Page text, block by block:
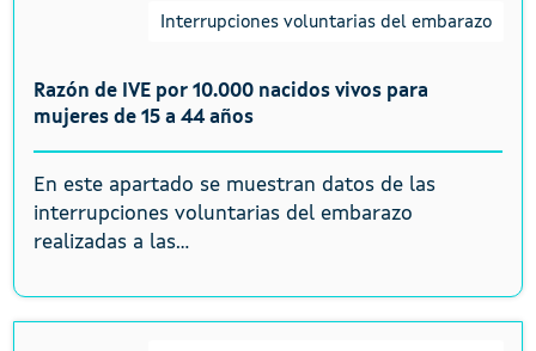
Interrupciones voluntarias del embarazo
Razón de IVE por 10.000 nacidos vivos para
mujeres de 15 a 44 años
En este apartado se muestran datos de las
interrupciones voluntarias del embarazo
realizadas a las...